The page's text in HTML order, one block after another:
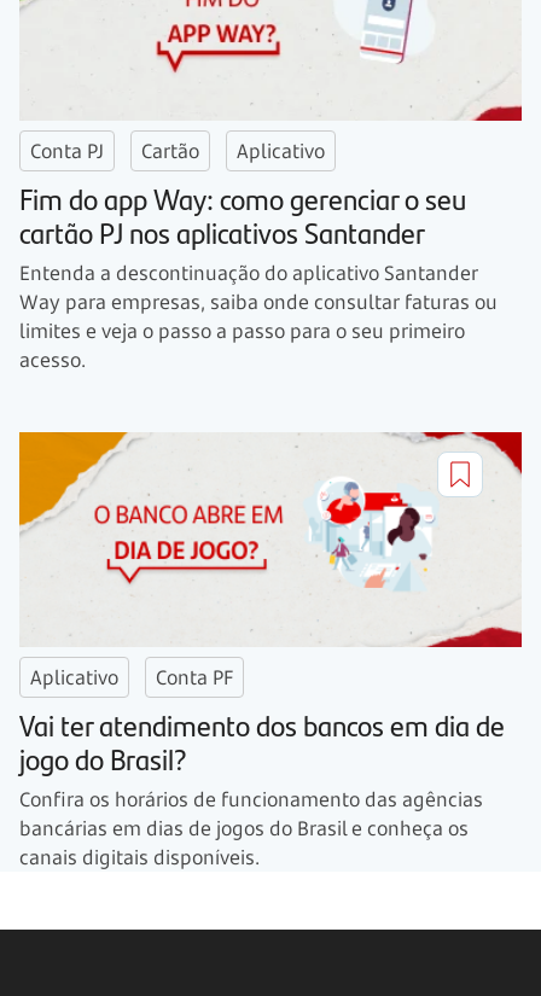
Conta PJ Cartão Aplicativo
Fim do app Way: como gerenciar o seu
cartão PJ nos aplicativos Santander
Entenda a descontinuação do aplicativo Santander
Way para empresas, saiba onde consultar faturas ou
limites e veja o passo a passo para o seu primeiro
acesso.
Aplicativo Conta PF
Vai ter atendimento dos bancos em dia de
jogo do Brasil?
Confira os horários de funcionamento das agências
bancárias em dias de jogos do Brasil e conheça os
canais digitais disponíveis.